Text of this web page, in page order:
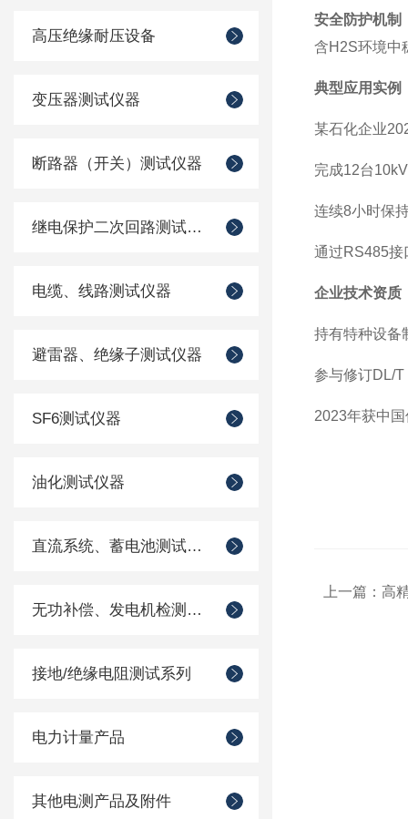
高压绝缘耐压设备
变压器测试仪器
断路器（开关）测试仪器
继电保护二次回路测试仪器
电缆、线路测试仪器
避雷器、绝缘子测试仪器
SF6测试仪器
油化测试仪器
直流系统、蓄电池测试仪器
无功补偿、发电机检测仪器
接地/绝缘电阻测试系列
电力计量产品
其他电测产品及附件
安全防护机制
含H2S环境中
典型应用实例
某石化企业
完成12台
连续8小时保
通过RS485接
企业技术资质
持有特种设备
参与修订DL/
2023年获中
上一篇： 高